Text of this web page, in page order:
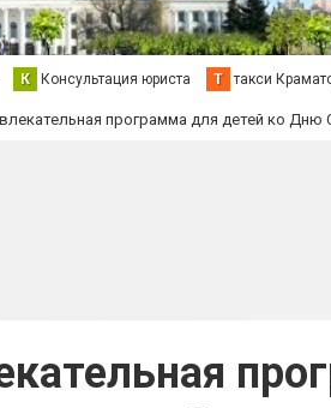
К Консультация юриста Т такси
программа для детей ко Дню